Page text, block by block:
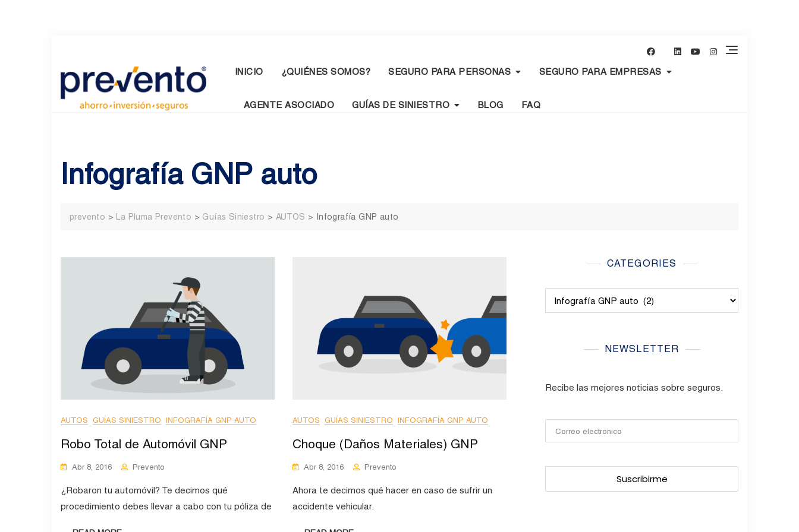
content
INICIO ¿QUIÉNES SOMOS? SEGURO PARA PERSONAS SEGURO PARA EMPRESAS
AGENTE ASOCIADO GUÍAS DE SINIESTRO BLOG FAQ
Infografía GNP auto
prevento > La Pluma Prevento > Guías Siniestro > AUTOS > Infografía GNP auto
AUTOS GUÍAS SINIESTRO INFOGRAFÍA GNP AUTO
Robo Total de Automóvil GNP
Abr 8, 2016 Prevento
¿Robaron tu automóvil? Te decimos qué
procedimiento debes llevar a cabo con tu póliza de
AUTOS GUÍAS SINIESTRO INFOGRAFÍA GNP AUTO
Choque (Daños Materiales) GNP
Abr 8, 2016 Prevento
Ahora te decimos qué hacer en caso de sufrir un
accidente vehicular.
CATEGORIES
NEWSLETTER
Recibe las mejores noticias sobre seguros.